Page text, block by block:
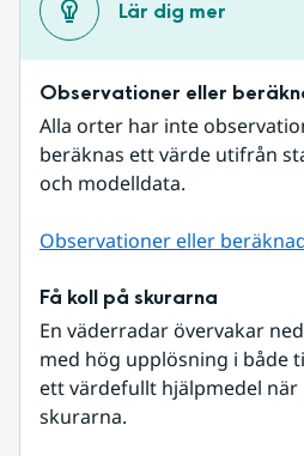
Lär dig mer
Observationer eller
Alla orter har inte
beräknas ett värde utifrån
och modelldata.
Observationer eller
Få koll på skurarna
En väderradar övervakar
med hög upplösning i både
ett värdefullt hjälpmedel när
skurarna.